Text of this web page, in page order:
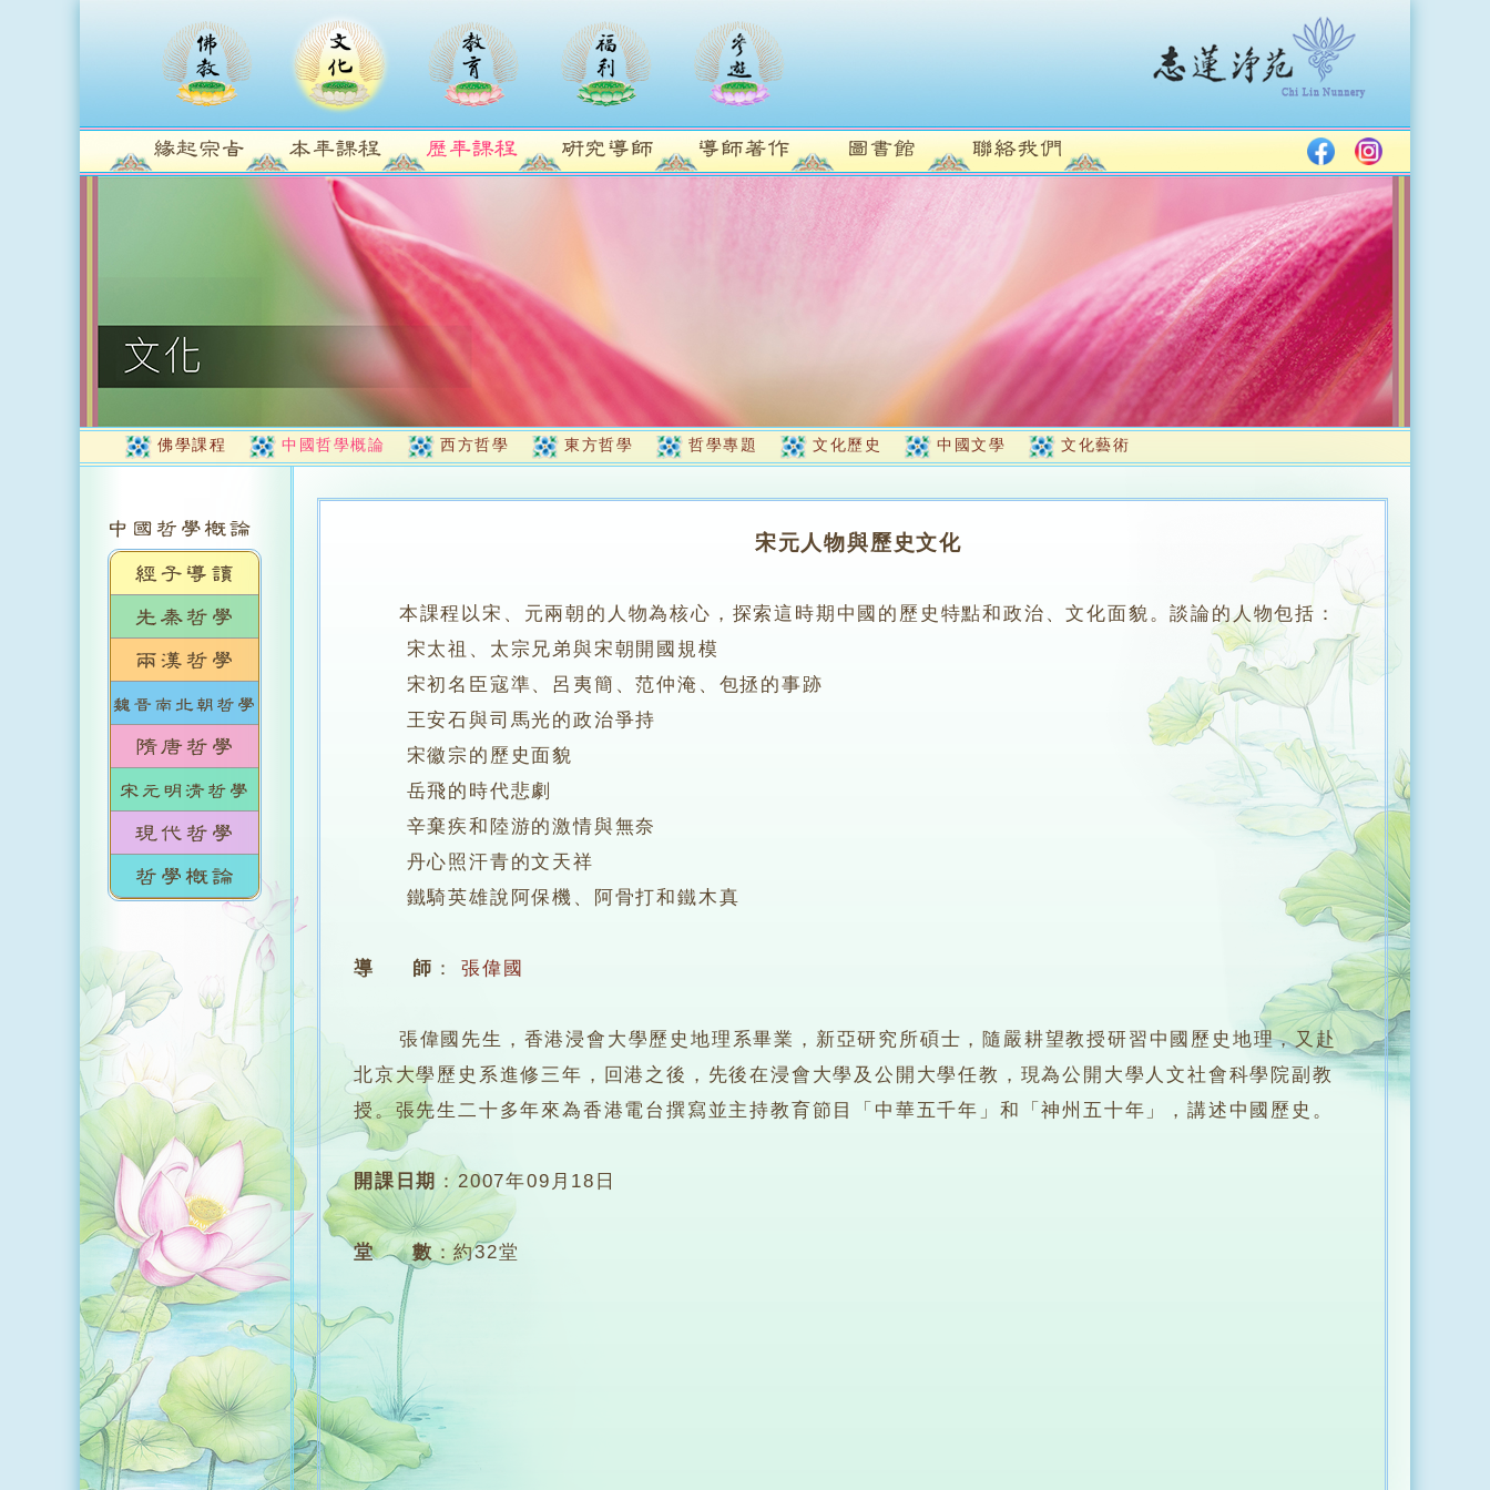
佛學課程 中國哲學概論 西方哲學 東方哲學 哲學專題 文化歷史 中國文學 文化藝術
宋元人物與歷史文化
本課程以宋、元兩朝的人物為核心，探索這時期中國的歷史特點和政治、文化面貌。談論的人物包括：
宋太祖、太宗兄弟與宋朝開國規模
宋初名臣寇準、呂夷簡、范仲淹、包拯的事跡
王安石與司馬光的政治爭持
宋徽宗的歷史面貌
岳飛的時代悲劇
辛棄疾和陸游的激情與無奈
丹心照汗青的文天祥
鐵騎英雄說阿保機、阿骨打和鐵木真
導 師 ： 張偉國
張偉國先生，香港浸會大學歷史地理系畢業，新亞研究所碩士，隨嚴耕望教授研習中國歷史地理，又赴
北京大學歷史系進修三年，回港之後，先後在浸會大學及公開大學任教，現為公開大學人文社會科學院副教
授。張先生二十多年來為香港電台撰寫並主持教育節目「中華五千年」和「神州五十年」，講述中國歷史。
開課日期 ：2007年09月18日
堂 數 ：約32堂